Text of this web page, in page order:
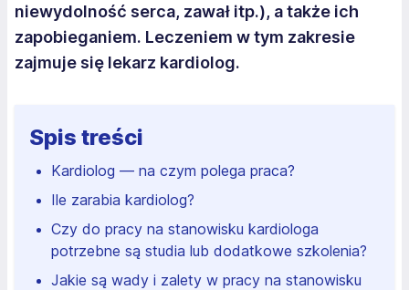
niewydolność serca, zawał itp.), a także ich
zapobieganiem. Leczeniem w tym zakresie
zajmuje się lekarz kardiolog.
Spis treści
Kardiolog — na czym polega praca?
Ile zarabia kardiolog?
Czy do pracy na stanowisku kardiologa
potrzebne są studia lub dodatkowe szkolenia?
Jakie są wady i zalety w pracy na stanowisku